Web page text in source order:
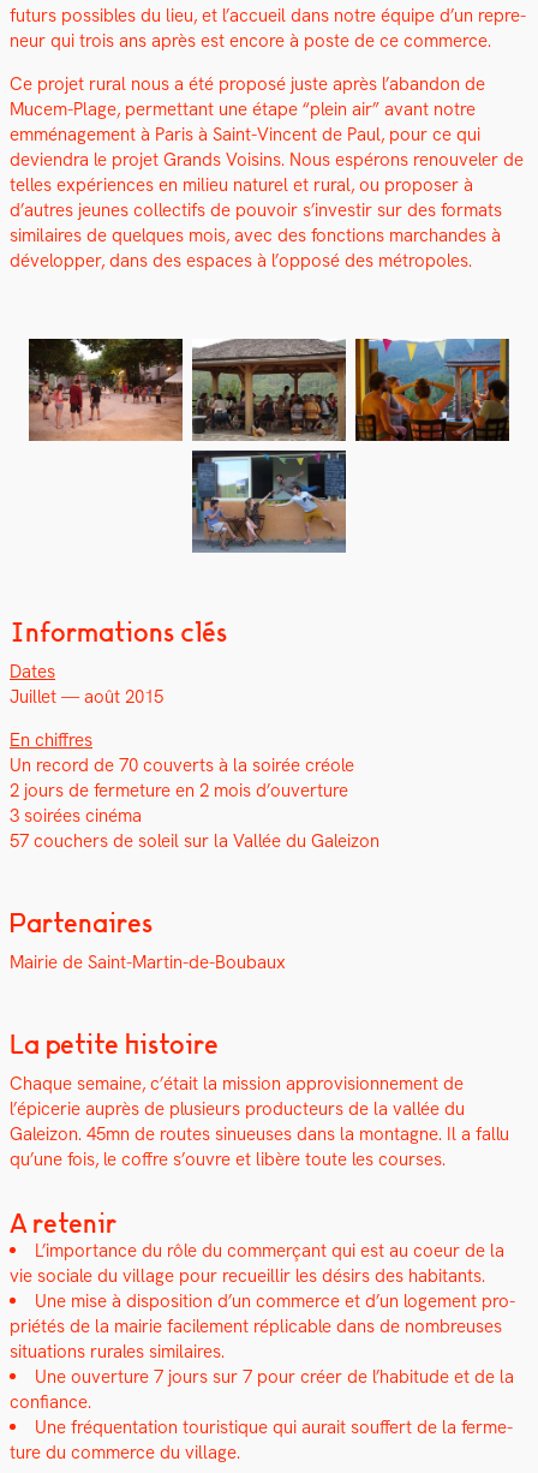
futurs pos­si­bles du lieu, et l’accueil dans notre équipe d’un repre­
neur qui trois ans après est encore à poste de ce com­merce.
Ce pro­jet rur­al nous a été pro­posé juste après l’abandon de
Mucem-Plage, per­me­t­tant une étape “plein air” avant notre
emmé­nage­ment à Paris à Saint-Vin­cent de Paul, pour ce qui
devien­dra le pro­jet Grands Voisins. Nous espérons renou­vel­er de
telles expéri­ences en milieu naturel et rur­al, ou pro­pos­er à
d’autres jeunes col­lec­tifs de pou­voir s’investir sur des for­mats
sim­i­laires de quelques mois, avec des fonc­tions marchan­des à
dévelop­per, dans des espaces à l’opposé des métrop­o­les.
Informations clés
Dates
Juil­let — août 2015
En chiffres
Un record de 70 cou­verts à la soirée créole
2 jours de fer­me­ture en 2 mois d’ouverture
3 soirées ciné­ma
57 couch­ers de soleil sur la Val­lée du Galeizon
Partenaires
Mairie de Saint-Mar­tin-de-Boubaux
La petite histoire
Chaque semaine, c’était la mis­sion appro­vi­sion­nement de
l’épicerie auprès de plusieurs pro­duc­teurs de la val­lée du
Galeizon. 45mn de routes sin­ueuses dans la mon­tagne. Il a fal­lu
qu’une fois, le cof­fre s’ouvre et libère toute les cours­es.
A retenir
L’importance du rôle du com­merçant qui est au coeur de la
vie sociale du vil­lage pour recueil­lir les désirs des habi­tants.
Une mise à dis­po­si­tion d’un com­merce et d’un loge­ment pro­
priétés de la mairie facile­ment réplic­a­ble dans de nom­breuses
sit­u­a­tions rurales sim­i­laires.
Une ouver­ture 7 jours sur 7 pour créer de l’habitude et de la
con­fi­ance.
Une fréquen­ta­tion touris­tique qui aurait souf­fert de la fer­me­
ture du com­merce du vil­lage.